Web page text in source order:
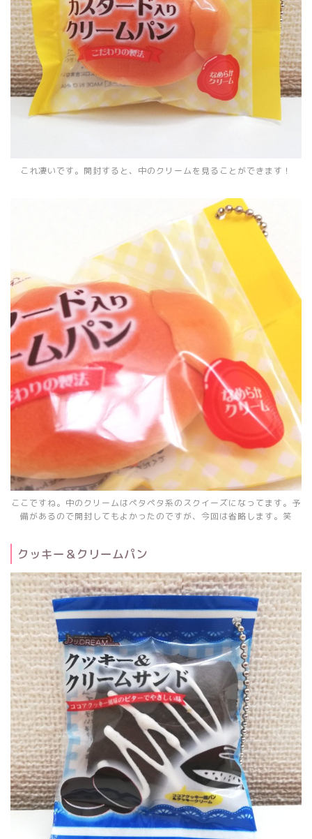
これ凄いです。開封すると、中のクリームを見ることができます！
ここですね。中のクリームはペタペタ系のスクイーズになってます。予
備があるので開封してもよかったのですが、今回は省略します。笑
クッキー＆クリームパン